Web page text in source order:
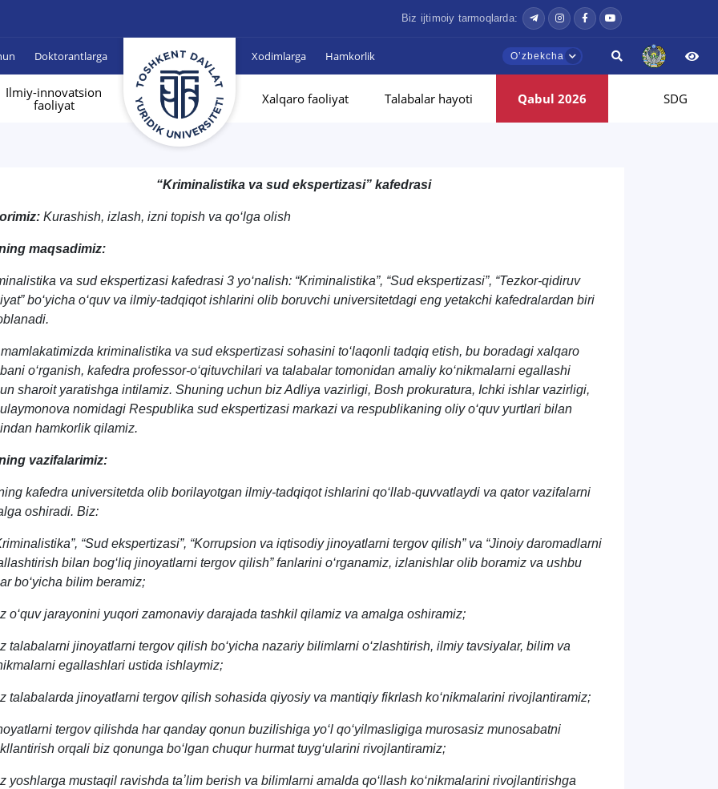
Biz ijtimoiy tarmoqlarda:
Doktorantlarga Xodimlarga Hamkorlik Oʼzbekcha
Ilmiy-innovatsion
faoliyat
Xalqaro faoliyat Talabalar hayoti Qabul 2026 SDG
“Kriminalistika va sud ekspertizasi” kafedrasi
Kurashish, izlash, izni topish va qo‘lga olish
maqsadimiz:
va sud ekspertizasi kafedrasi 3 yo‘nalish: “Kriminalistika”, “Sud ekspertizasi”, “Tezkor-qidiruv
bo‘yicha o‘quv va ilmiy-tadqiqot ishlarini olib boruvchi universitetdagi eng yetakchi kafedralardan biri
kriminalistika va sud ekspertizasi sohasini to‘laqonli tadqiq etish, bu boradagi xalqaro
o‘rganish, kafedra professor-o‘qituvchilari va talabalar tomonidan amaliy ko‘nikmalarni egallashi
sharoit yaratishga intilamiz. Shuning uchun biz Adliya vazirligi, Bosh prokuratura, Ichki ishlar vazirligi,
nomidagi Respublika sud ekspertizasi markazi va respublikaning oliy o‘quv yurtlari bilan
hamkorlik qilamiz.
vazifalarimiz:
kafedra universitetda olib borilayotgan ilmiy-tadqiqot ishlarini qo‘llab-quvvatlaydi va qator vazifalarni
oshiradi. Biz:
“Sud ekspertizasi”, “Korrupsion va iqtisodiy jinoyatlarni tergov qilish” va “Jinoiy daromadlarni
bilan bog‘liq jinoyatlarni tergov qilish” fanlarini o‘rganamiz, izlanishlar olib boramiz va ushbu
bo‘yicha bilim beramiz;
o‘quv jarayonini yuqori zamonaviy darajada tashkil qilamiz va amalga oshiramiz;
talabalarni jinoyatlarni tergov qilish bo‘yicha nazariy bilimlarni o‘zlashtirish, ilmiy tavsiyalar, bilim va
egallashlari ustida ishlaymiz;
talabalarda jinoyatlarni tergov qilish sohasida qiyosiy va mantiqiy fikrlash ko‘nikmalarini rivojlantiramiz;
tergov qilishda har qanday qonun buzilishiga yo‘l qo‘yilmasligiga murosasiz munosabatni
orqali biz qonunga bo‘lgan chuqur hurmat tuyg‘ularini rivojlantiramiz;
yoshlarga mustaqil ravishda taʼlim berish va bilimlarni amalda qo‘llash ko‘nikmalarini rivojlantirishga